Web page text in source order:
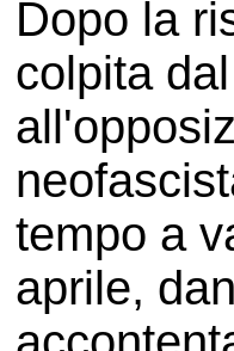
Dopo la
colpita
tempo a
aprile,